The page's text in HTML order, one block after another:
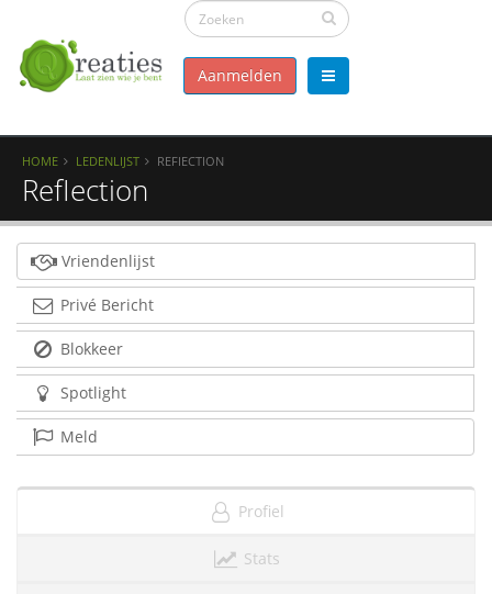
Aanmelden
HOME LEDENLIJST REFIECTION
RefIection
Vriendenlijst
Privé Bericht
Blokkeer
Spotlight
Meld
Profiel
Stats